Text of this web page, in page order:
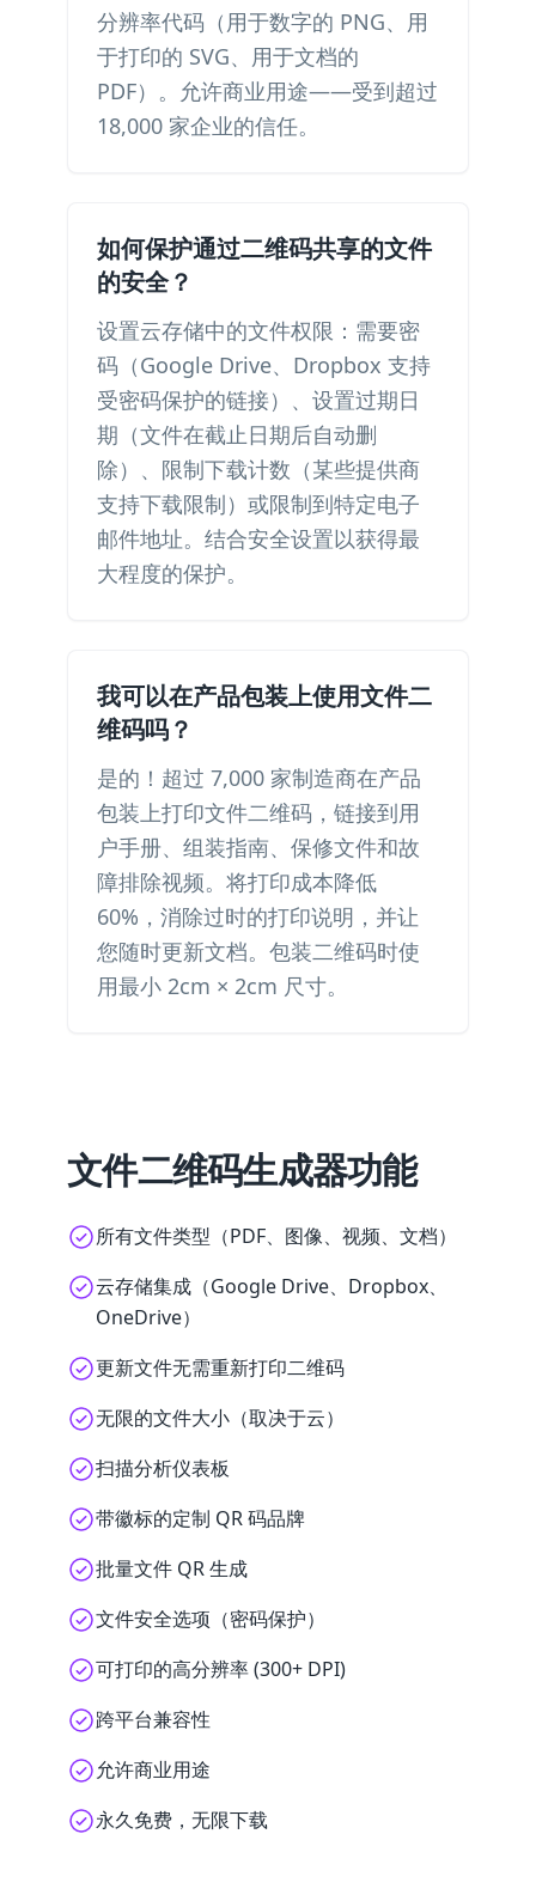
分辨率代码（用于数字的 PNG、用
于打印的 SVG、用于文档的
PDF）。允许商业用途——受到超过
18,000 家企业的信任。
如何保护通过二维码共享的文件
的安全？
设置云存储中的文件权限：需要密
码（Google Drive、Dropbox 支持
受密码保护的链接）、设置过期日
期（文件在截止日期后自动删
除）、限制下载计数（某些提供商
支持下载限制）或限制到特定电子
邮件地址。结合安全设置以获得最
大程度的保护。
我可以在产品包装上使用文件二
维码吗？
是的！超过 7,000 家制造商在产品
包装上打印文件二维码，链接到用
户手册、组装指南、保修文件和故
障排除视频。将打印成本降低
60%，消除过时的打印说明，并让
您随时更新文档。包装二维码时使
用最小 2cm × 2cm 尺寸。
文件二维码生成器功能
所有文件类型（PDF、图像、视频、文档）
云存储集成（Google Drive、Dropbox、
OneDrive）
更新文件无需重新打印二维码
无限的文件大小（取决于云）
扫描分析仪表板
带徽标的定制 QR 码品牌
批量文件 QR 生成
文件安全选项（密码保护）
可打印的高分辨率 (300+ DPI)
跨平台兼容性
允许商业用途
永久免费，无限下载